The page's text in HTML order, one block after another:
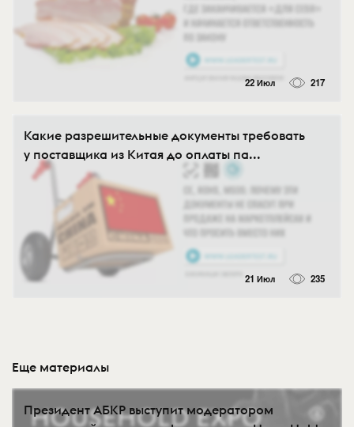
22 Июл 217
Какие разрешительные документы требовать
у поставщика из Китая до оплаты па...
21 Июл 235
Еще материалы
Президент АБКР выступит модератором